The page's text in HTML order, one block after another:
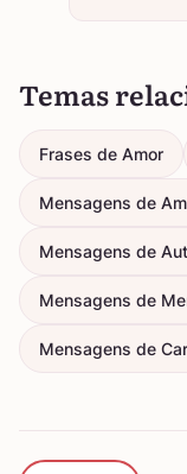
Temas
Frases de Amor
Mensagens de
Mensagens de
Mensagens de
Mensagens de